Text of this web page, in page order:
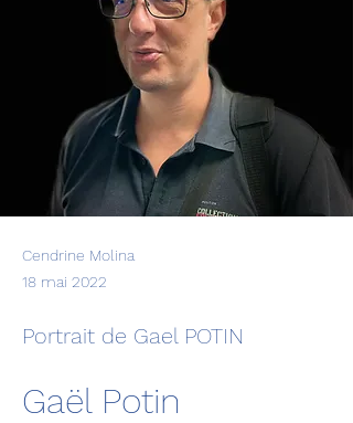
Cendrine Molina
18 mai 2022
Portrait de Gael POTIN
Gaël Potin